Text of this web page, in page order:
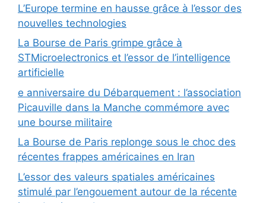
L’Europe termine en hausse grâce à l’essor des
nouvelles technologies
La Bourse de Paris grimpe grâce à
STMicroelectronics et l’essor de l’intelligence
artificielle
e anniversaire du Débarquement : l’association
Picauville dans la Manche commémore avec
une bourse militaire
La Bourse de Paris replonge sous le choc des
récentes frappes américaines en Iran
L’essor des valeurs spatiales américaines
stimulé par l’engouement autour de la récente